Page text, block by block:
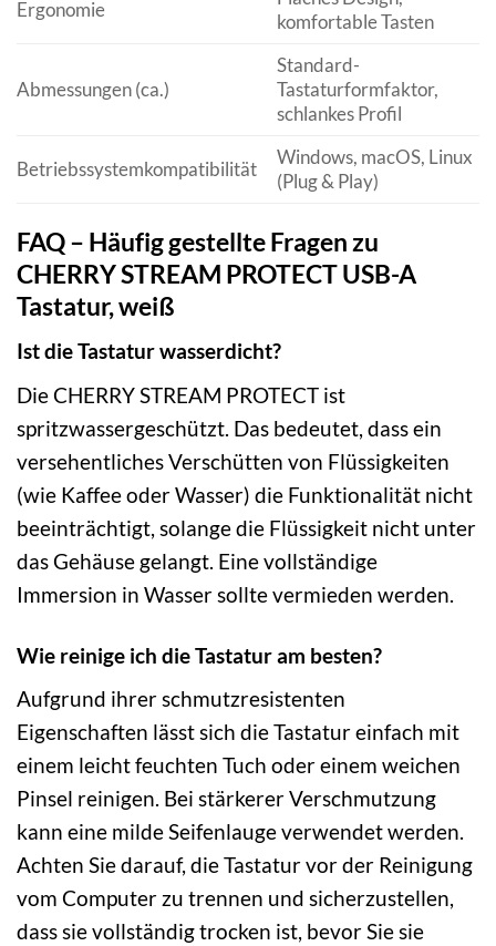
Ergonomie
komfortable Tasten
Abmessungen (ca.)
Standard-
Tastaturformfaktor,
schlankes Profil
Betriebssystemkompatibilität
Windows, macOS, Linux
(Plug & Play)
FAQ – Häufig gestellte Fragen zu
CHERRY STREAM PROTECT USB-A
Tastatur, weiß
Ist die Tastatur wasserdicht?
Die CHERRY STREAM PROTECT ist
spritzwassergeschützt. Das bedeutet, dass ein
versehentliches Verschütten von Flüssigkeiten
(wie Kaffee oder Wasser) die Funktionalität nicht
beeinträchtigt, solange die Flüssigkeit nicht unter
das Gehäuse gelangt. Eine vollständige
Immersion in Wasser sollte vermieden werden.
Wie reinige ich die Tastatur am besten?
Aufgrund ihrer schmutzresistenten
Eigenschaften lässt sich die Tastatur einfach mit
einem leicht feuchten Tuch oder einem weichen
Pinsel reinigen. Bei stärkerer Verschmutzung
kann eine milde Seifenlauge verwendet werden.
Achten Sie darauf, die Tastatur vor der Reinigung
vom Computer zu trennen und sicherzustellen,
dass sie vollständig trocken ist, bevor Sie sie